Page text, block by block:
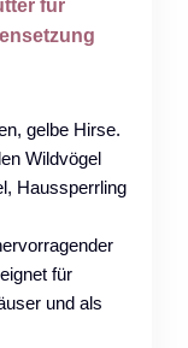
für
gelbe Hirse.
Wildvögel
Haussperrling
für
und als